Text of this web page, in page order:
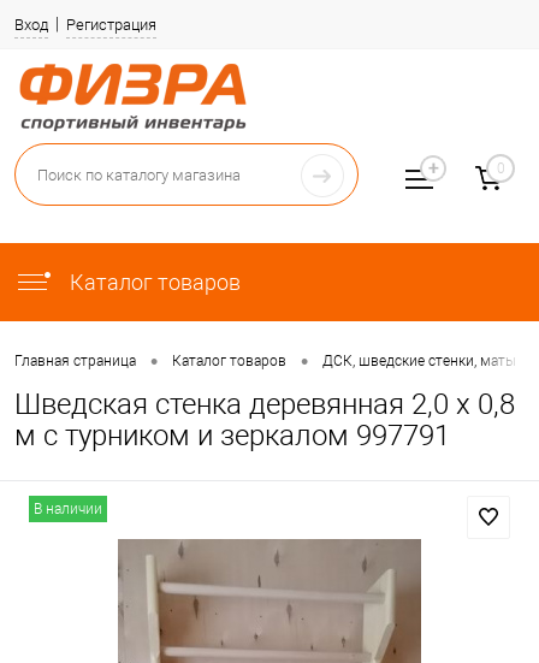
Вход Регистрация
Каталог товаров
0
Главная страница • Каталог товаров • ДСК, шведские стенки, маты
Шведская стенка деревянная 2,0 х 0,8
м с турником и зеркалом 997791
В наличии